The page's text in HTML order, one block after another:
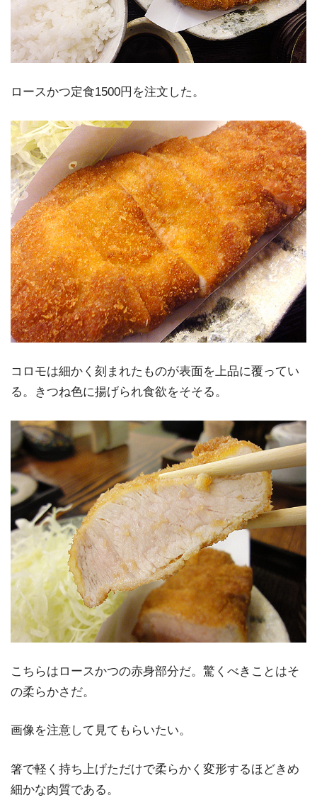
ロースかつ定食1500円を注文した。
コロモは細かく刻まれたものが表面を上品に覆ってい
る。きつね色に揚げられ食欲をそそる。
こちらはロースかつの赤身部分だ。驚くべきことはそ
の柔らかさだ。
画像を注意して見てもらいたい。
箸で軽く持ち上げただけで柔らかく変形するほどきめ
細かな肉質である。